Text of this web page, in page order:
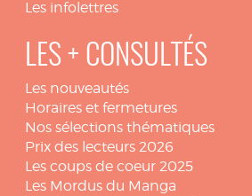
Les infolettres
LES + CONSULTÉS
Les nouveautés
Horaires et fermetures
Nos sélections thématiques
Prix des lecteurs 2026
Les coups de coeur 2025
Les Mordus du Manga